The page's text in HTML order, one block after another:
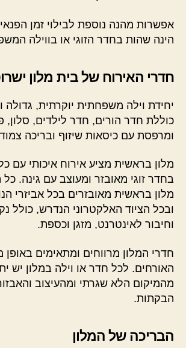
אפשרות מהנה נוספת לבילוי זמן הפנאי
הינה שהות בחדר הזוגי או בווילה
חדרי האירוח של בית מלון
יחידת וילה משפחתית יוקרתית, גדולה
כוללת חדר הורים, חדר לילדים, סלון,
ומרפסת עם כיסאות שיזוף ובריכה
מלון בראשית מציע אירוח איכותי עם
בחדר זוגי מאובזר ומעוצב עם גינה.
מלון בראשית מאובזרים בכל אביזרי
ובכל הציוד האלקטרוני הנדרש, כולל
וחיבור לאינטרנט, מזגן וכספת.
חדרי המלון מרווחים ומתאימים באופן
האורחים. לכל חדר או וילה במלון יש
מהמיקום הלא שגרתי ומהעיצוב
הבקתות.
הבריכה של המלון